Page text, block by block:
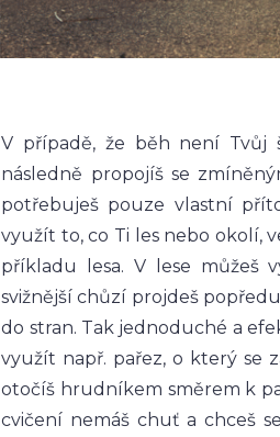
V případě, že běh není Tvůj
následně propojíš se
potřebuješ pouze vlastní
využít to, co Ti les nebo okolí,
příkladu lesa. V lese můžeš
svižnější chůzí projdeš
do stran. Tak jednoduché a
využít např. pařez, o který se
otočíš hrudníkem směrem k
cvičení nemáš chuť a chceš